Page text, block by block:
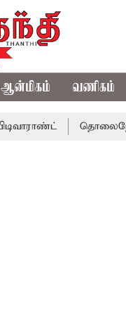
ஆன்மிகம் வணிகம்
தொலைநோக்கு